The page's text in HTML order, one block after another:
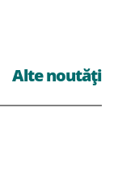
Alte noutăți